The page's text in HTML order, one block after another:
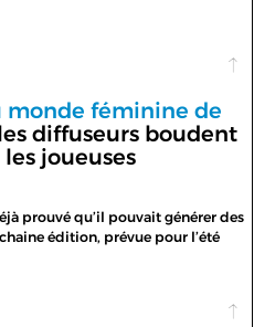
monde féminine de
diffuseurs boudent
joueuses
prouvé qu’il pouvait générer des
édition, prévue pour l’été